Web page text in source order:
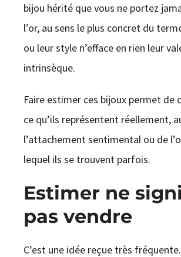
bijou hérité que vous ne portez
l’or, au sens le plus concret du
ou leur style n’efface en rien leur
intrinsèque.
Faire estimer ces bijoux permet de
ce qu’ils représentent réellement,
l’attachement sentimental ou de
lequel ils se trouvent parfois.
Estimer ne
pas vendre
C’est une idée reçue très